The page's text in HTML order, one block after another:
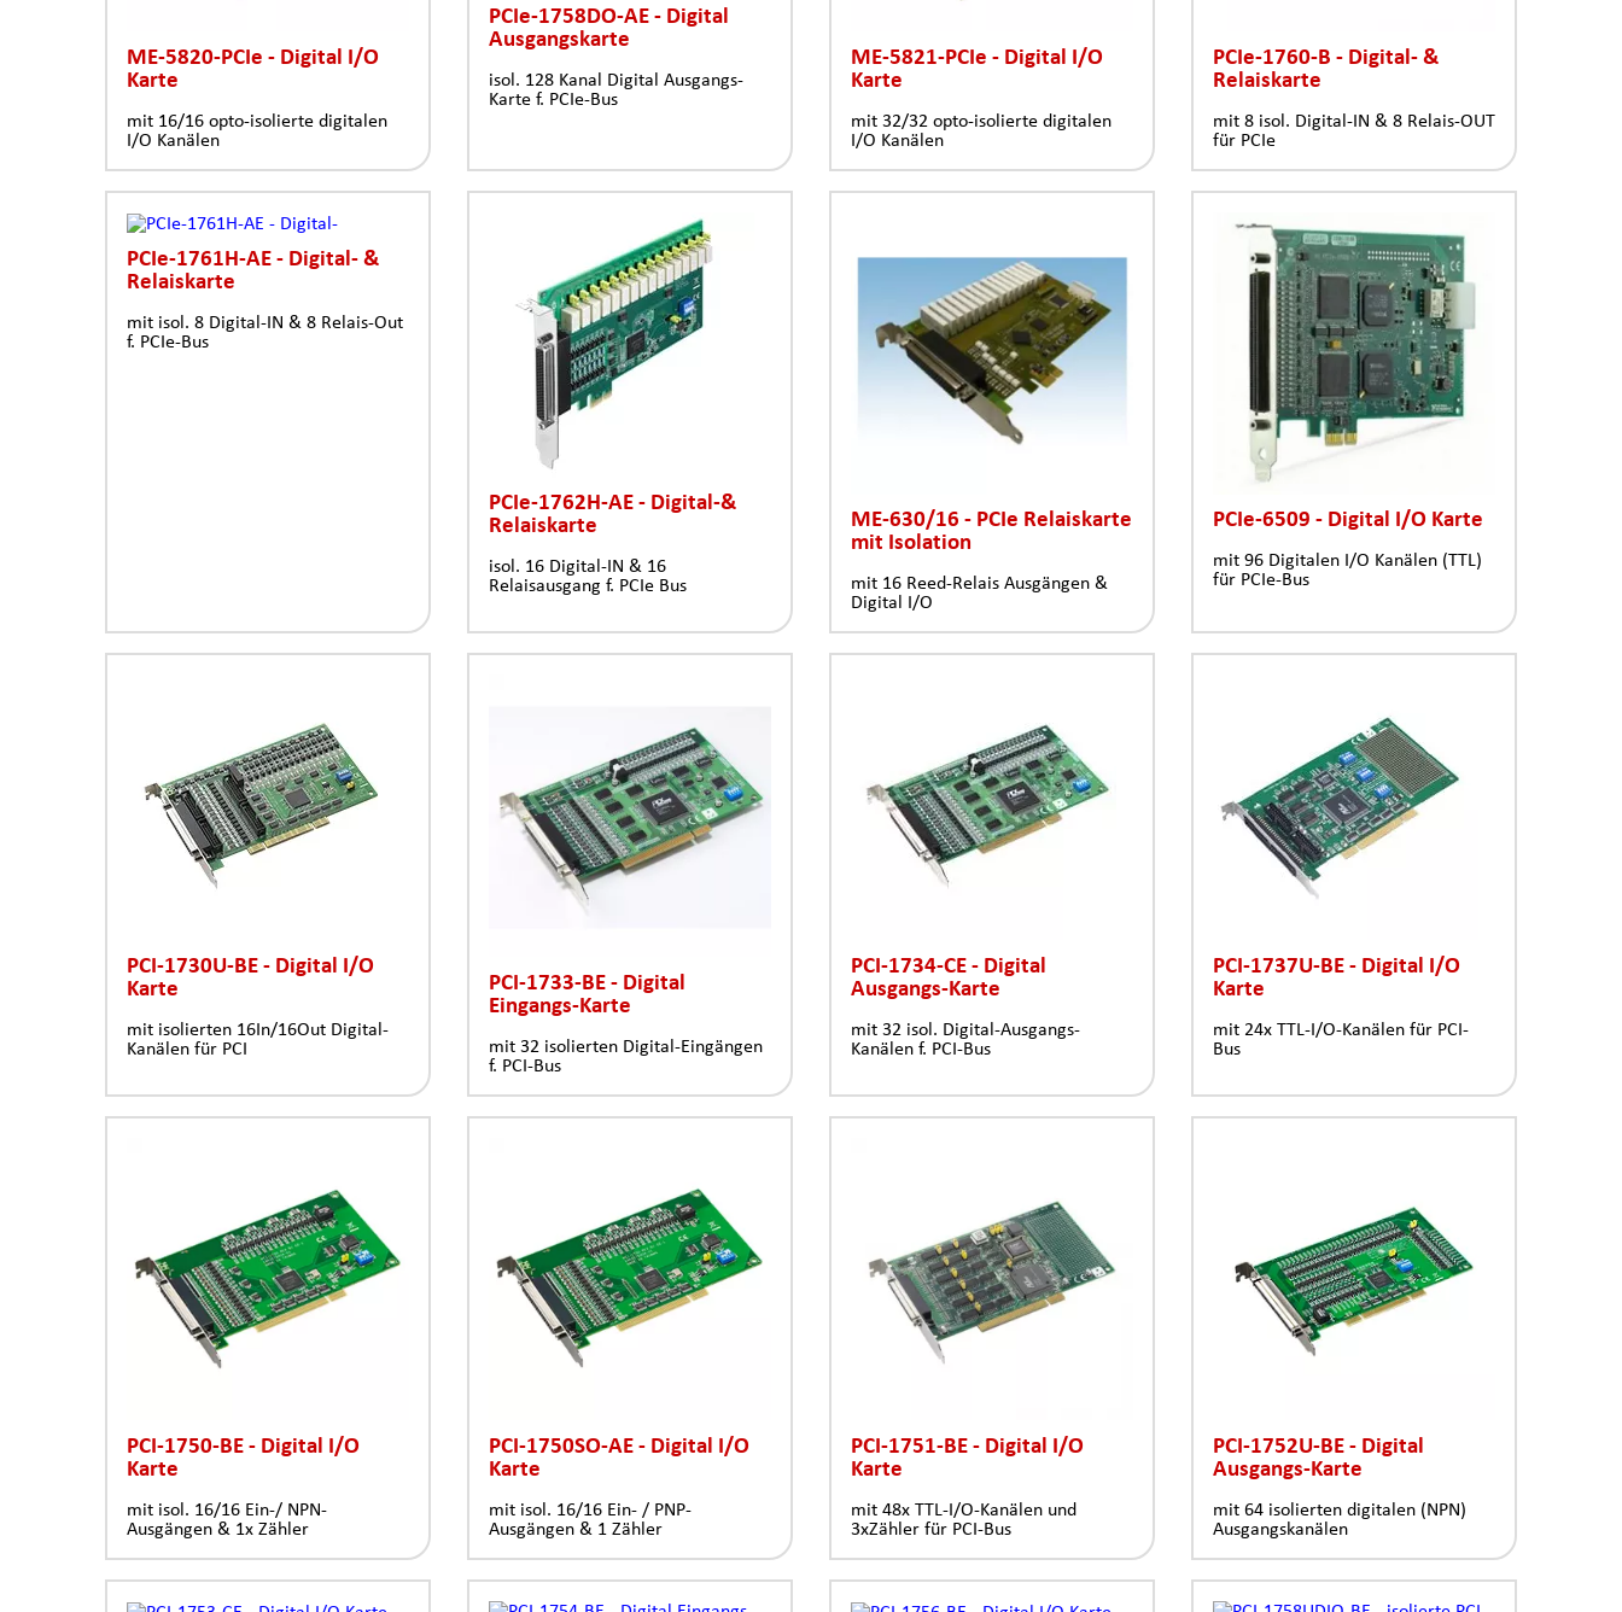
ME-5820-PCIe - Digital I/O
Karte
mit 16/16 opto-isolierte digitalen
I/O Kanälen
PCIe-1758DO-AE - Digital
Ausgangskarte
isol. 128 Kanal Digital Ausgangs-
Karte f. PCIe-Bus
ME-5821-PCIe - Digital I/O
Karte
mit 32/32 opto-isolierte digitalen
I/O Kanälen
PCIe-1760-B - Digital- &
Relaiskarte
mit 8 isol. Digital-IN & 8 Relais-OUT
für PCIe
PCIe-1761H-AE - Digital- &
Relaiskarte
mit isol. 8 Digital-IN & 8 Relais-Out
f. PCIe-Bus
PCIe-1762H-AE - Digital-&
Relaiskarte
isol. 16 Digital-IN & 16
Relaisausgang f. PCIe Bus
ME-630/16 - PCIe Relaiskarte
mit Isolation
mit 16 Reed-Relais Ausgängen &
Digital I/O
PCIe-6509 - Digital I/O Karte
mit 96 Digitalen I/O Kanälen (TTL)
für PCIe-Bus
PCI-1730U-BE - Digital I/O
Karte
mit isolierten 16In/16Out Digital-
Kanälen für PCI
PCI-1733-BE - Digital
Eingangs-Karte
mit 32 isolierten Digital-Eingängen
f. PCI-Bus
PCI-1734-CE - Digital
Ausgangs-Karte
mit 32 isol. Digital-Ausgangs-
Kanälen f. PCI-Bus
PCI-1737U-BE - Digital I/O
Karte
mit 24x TTL-I/O-Kanälen für PCI-
Bus
PCI-1750-BE - Digital I/O
Karte
mit isol. 16/16 Ein-/ NPN-
Ausgängen & 1x Zähler
PCI-1750SO-AE - Digital I/O
Karte
mit isol. 16/16 Ein- / PNP-
Ausgängen & 1 Zähler
PCI-1751-BE - Digital I/O
Karte
mit 48x TTL-I/O-Kanälen und
3xZähler für PCI-Bus
PCI-1752U-BE - Digital
Ausgangs-Karte
mit 64 isolierten digitalen (NPN)
Ausgangskanälen